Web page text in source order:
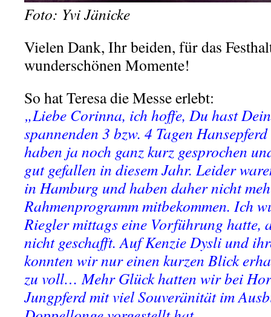
Foto: Yvi Jänicke
Vielen Dank, Ihr beiden, für das
wunderschönen Momente!
So hat Teresa die Messe erlebt:
„Liebe Corinna, ich hoffe, Du hast
spannenden 3 bzw. 4 Tagen
haben ja noch ganz kurz gesprochen
gut gefallen in diesem Jahr. Leider
in Hamburg und haben daher nicht
Rahmenprogramm mitbekommen. Ich
Riegler mittags eine Vorführung hatte,
nicht geschafft. Auf Kenzie Dysli und
konnten wir nur einen kurzen Blick
zu voll… Mehr Glück hatten wir bei
Jungpferd mit viel Souveränität im